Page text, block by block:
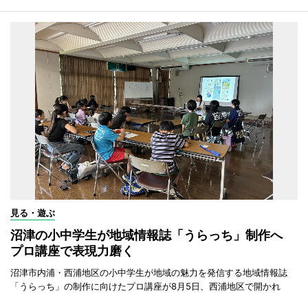
見る・遊ぶ
沼津の小中学生が地域情報誌「うらっち」制作へ
プロ講座で表現力磨く
沼津市内浦・西浦地区の小中学生が地域の魅力を発信する地域情報誌
「うらっち」の制作に向けたプロ講座が8月5日、西浦地区で開かれ